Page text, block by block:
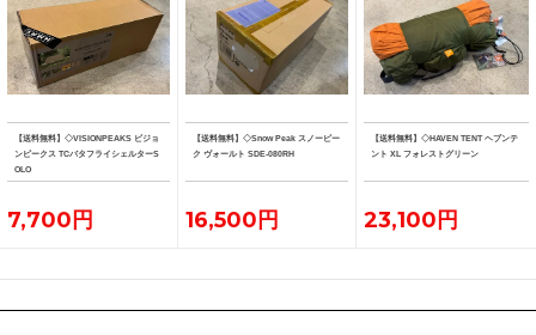
【送料無料】◇VISIONPEAKS ビジョ
ンピークス TCバタフライシェルターS
OLO
7,700円
【送料無料】◇Snow Peak スノーピー
ク ヴォールト SDE-080RH
16,500円
【送料無料】◇HAVEN TENT ヘブンテ
ント XL フォレストグリーン
23,100円